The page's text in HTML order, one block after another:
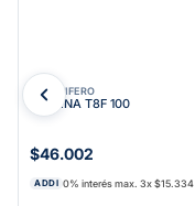
VELOCIFERO
CADENA T8F 100
$46.002
ADDI 0% interés max.3x$15.334